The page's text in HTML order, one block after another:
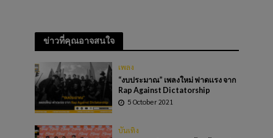
ข่าวที่คุณอาจสนใจ
เพลง
“งบประมาณ” เพลงใหม่ ฟาดเเรง จาก
Rap Against Dictatorship
5 October 2021
บันเทิง